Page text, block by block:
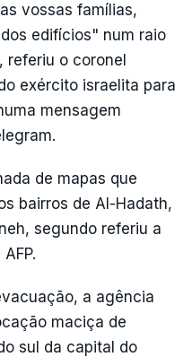
vossas famílias,
edifícios" num raio
o coronel
exército israelita para
mensagem
de mapas que
bairros de Al-Hadath,
segundo referiu a
a agência
maciça de
sul da capital do